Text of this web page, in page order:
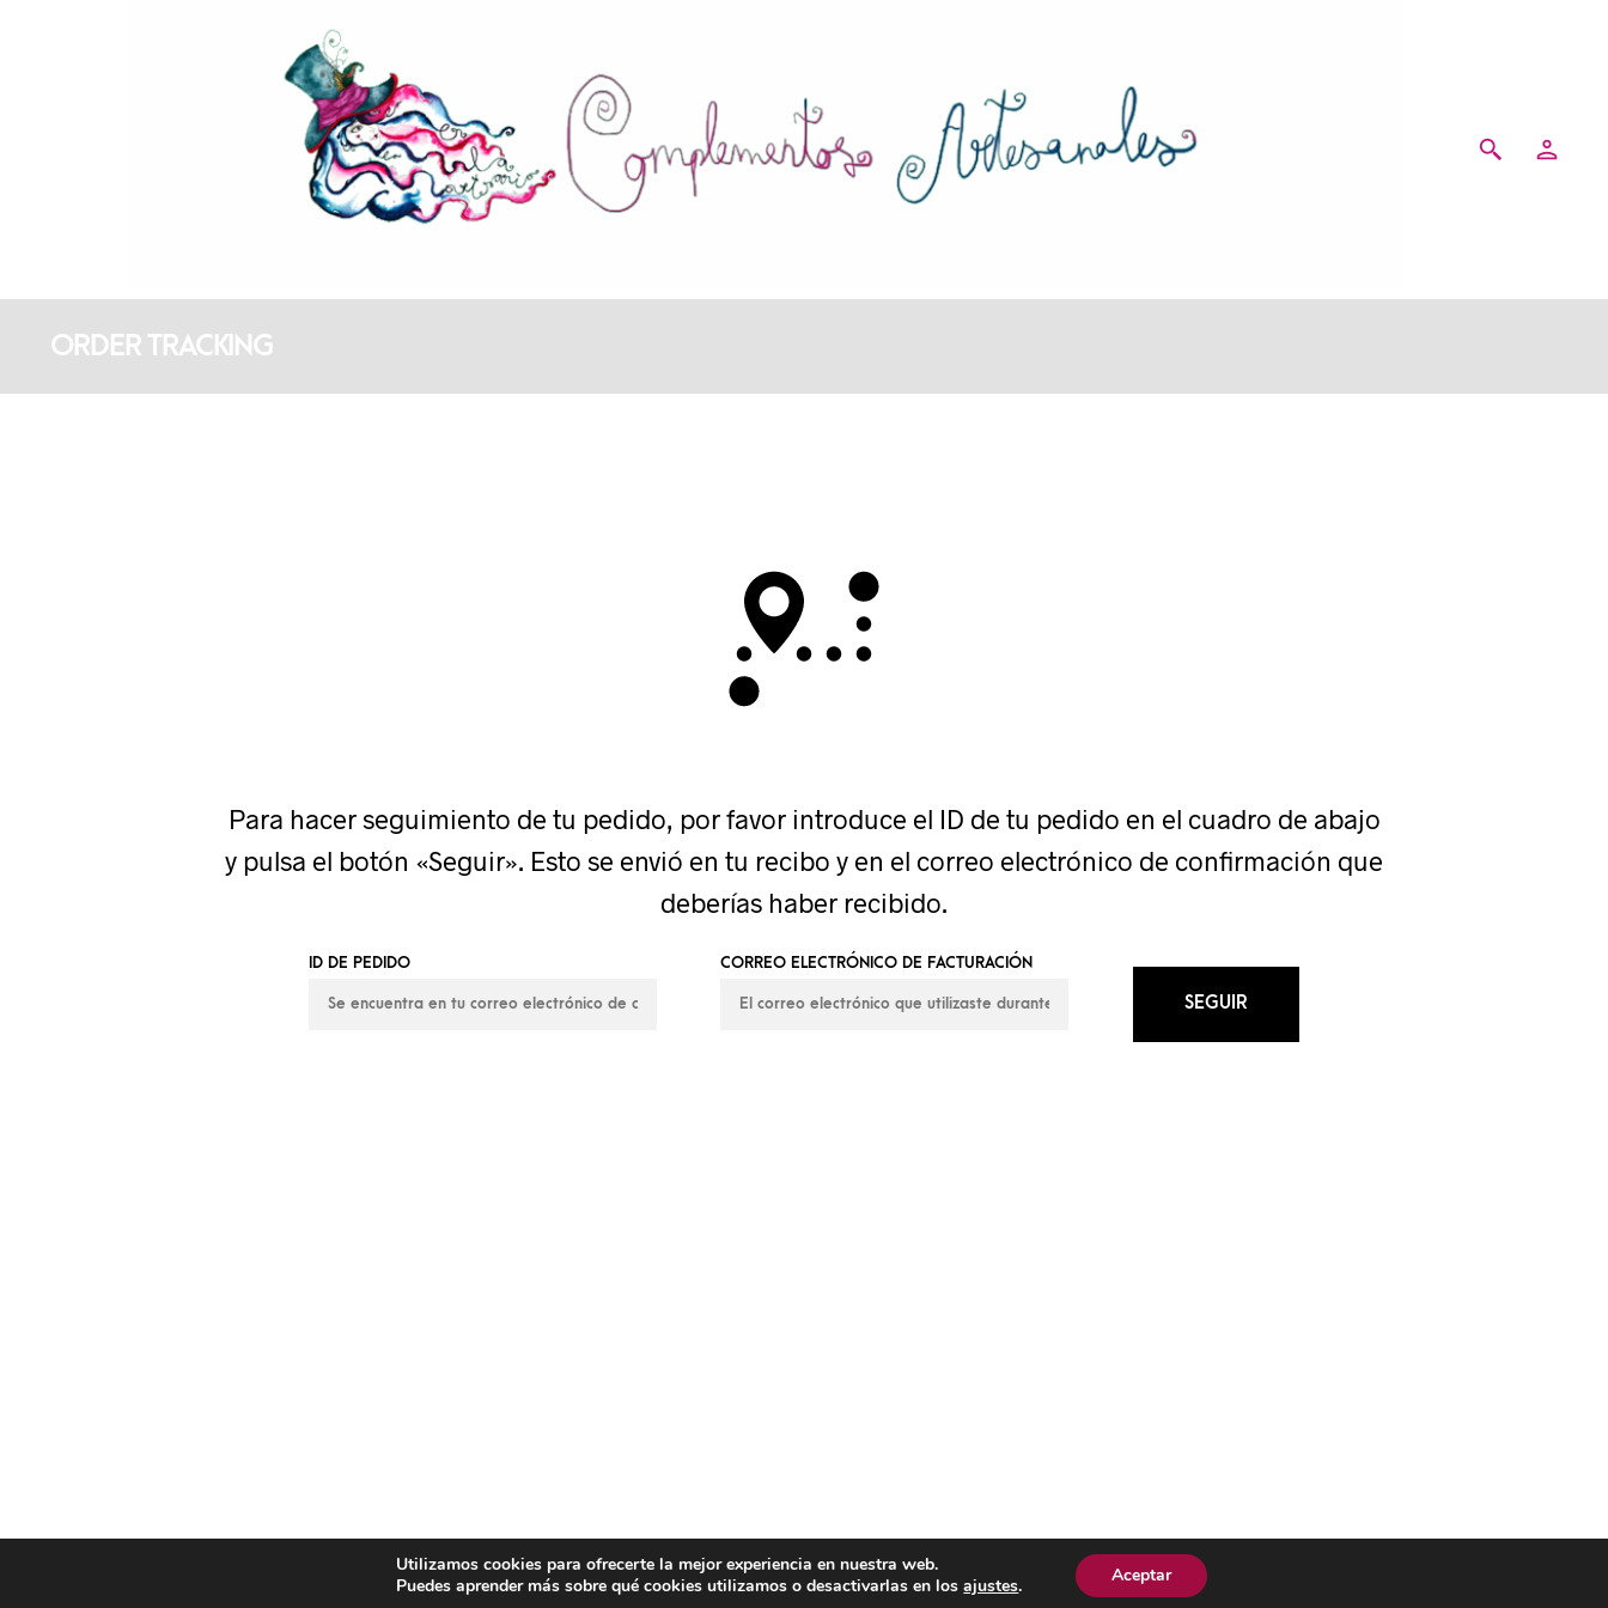
ORDER TRACKING
Para hacer seguimiento de tu pedido, por favor introduce el ID de tu pedido en el cuadro de abajo
y pulsa el botón «Seguir». Esto se envió en tu recibo y en el correo electrónico de confirmación que
deberías haber recibido.
ID DE PEDIDO CORREO ELECTRÓNICO DE FACTURACIÓN
SEGUIR
Utilizamos cookies para ofrecerte la mejor experiencia en nuestra web.
Puedes aprender más sobre qué cookies utilizamos o desactivarlas en losajustes. Aceptar